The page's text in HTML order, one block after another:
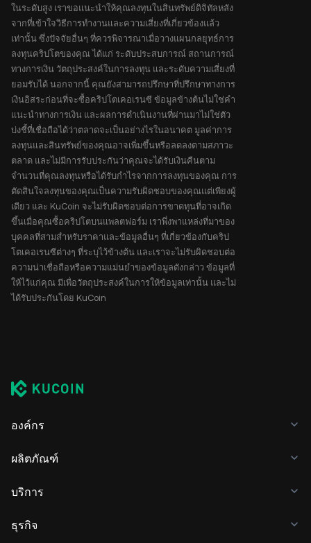
ในระดับสูง เราขอแนะนำให้คุณลงทุนในสินทรัพย์ดิจิทัลหลัง
จากที่เข้าใจวิธีการทำงานและความเสี่ยงที่เกี่ยวข้องแล้ว
เท่านั้น ซึ่งปัจจัยอื่นๆ ที่ควรพิจารณาเมื่อวางแผนกลยุทธ์การ
ลงทุนคริปโตของคุณ ได้แก่ ระดับประสบการณ์ สถานการณ์
ทางการเงิน วัตถุประสงค์ในการลงทุน และระดับความเสี่ยงที่
ยอมรับได้ นอกจากนี้ คุณยังสามารถปรึกษาที่ปรึกษาทางการ
เงินอิสระก่อนที่จะซื้อคริปโตเคอเรนซี ข้อมูลข้างต้นไม่ใช่คำ
แนะนำทางการเงิน และผลการดำเนินงานที่ผ่านมาไม่ใช่ตัว
บ่งชี้ที่เชื่อถือได้ว่าตลาดจะเป็นอย่างไรในอนาคต มูลค่าการ
ลงทุนและสินทรัพย์ของคุณอาจเพิ่มขึ้นหรือลดลงตามสภาวะ
ตลาด และไม่มีการรับประกันว่าคุณจะได้รับเงินคืนตาม
จำนวนที่คุณลงทุนหรือได้รับกำไรจากการลงทุนของคุณ การ
ตัดสินใจลงทุนของคุณเป็นความรับผิดชอบของคุณแต่เพียงผู้
เดียว และ KuCoin จะไม่รับผิดชอบต่อการขาดทุนที่อาจเกิด
ขึ้นเมื่อคุณซื้อคริปโตบนแพลตฟอร์ม เราพึ่งพาแหล่งที่มาของ
บุคคลที่สามสำหรับราคาและข้อมูลอื่นๆ ที่เกี่ยวข้องกับคริป
โตเคอเรนซีต่างๆ ที่ระบุไว้ข้างต้น และเราจะไม่รับผิดชอบต่อ
ความน่าเชื่อถือหรือความแม่นยำของข้อมูลดังกล่าว ข้อมูลที่
ให้ไว้แก่คุณ มีเพื่อวัตถุประสงค์ในการให้ข้อมูลเท่านั้น และไม่
ได้รับประกันโดย KuCoin
องค์กร
ผลิตภัณฑ์
บริการ
ธุรกิจ